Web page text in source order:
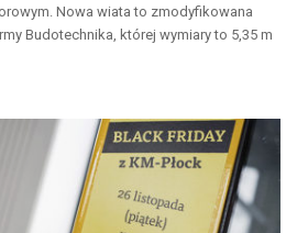
Nowa wiata to zmodyfikowana
Budotechnika, której wymiary to 5,35 m